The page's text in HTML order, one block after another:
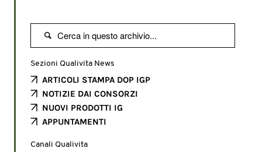

Sezioni Qualivita News
ARTICOLI STAMPA DOP IGP
NOTIZIE DAI CONSORZI
NUOVI PRODOTTI IG
APPUNTAMENTI
Canali Qualivita